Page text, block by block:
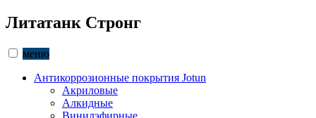
Литатанк Стронг
меню
Антикоррозионные покрытия Jotun
Акриловые
Алкидные
Винилэфирные